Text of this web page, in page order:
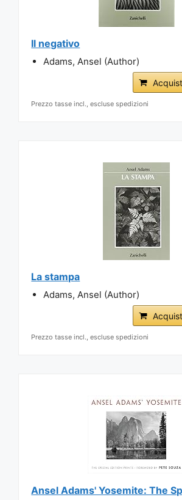
Il negativo
Adams, Ansel (Author)
Prezzo tasse incl., escluse spedizioni
La stampa
Adams, Ansel (Author)
Prezzo tasse incl., escluse spedizioni
Ansel Adams' Yosemite: The